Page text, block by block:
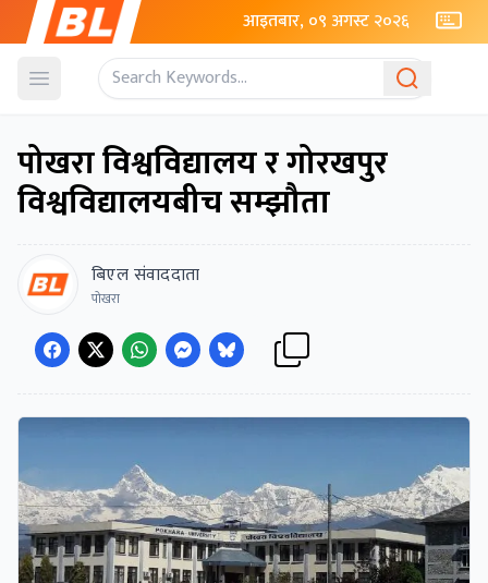
आइतबार, ०९ अगस्ट २०२६
Open menu
पोखरा विश्वविद्यालय र गोरखपुर
विश्वविद्यालयबीच सम्झौता
बिएल संवाददाता
पोखरा